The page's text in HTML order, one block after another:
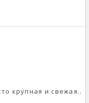
крупная и свежая..